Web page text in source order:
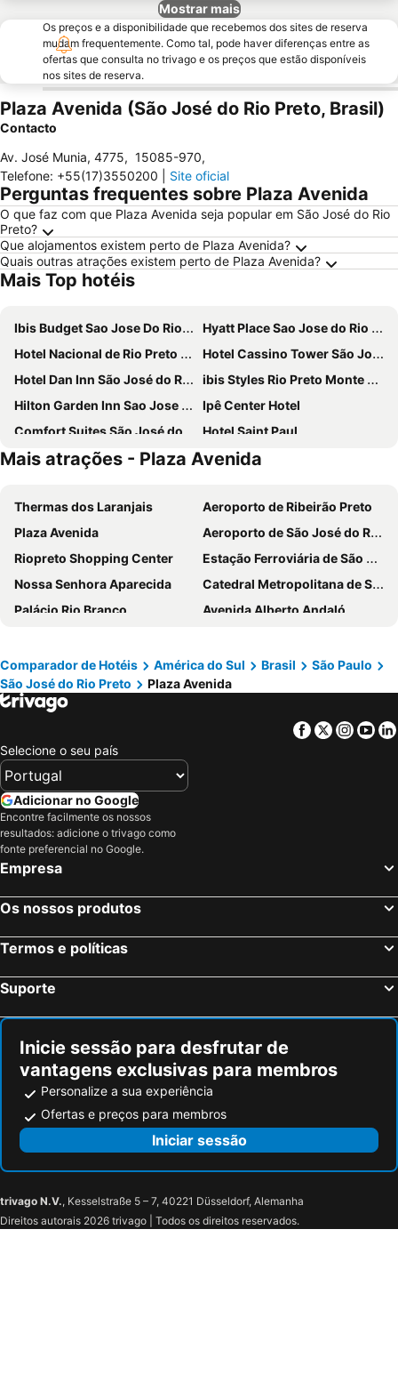
Mostrar mais
Os preços e a disponibilidade que recebemos dos sites de reserva
mudam frequentemente. Como tal, pode haver diferenças entre as
ofertas que consulta no trivago e os preços que estão disponíveis
nos sites de reserva.
Plaza Avenida (São José do Rio Preto, Brasil)
Contacto
Av. José Munia, 4775, 15085-970,
Telefone: +55(17)3550200 Site oficial
Perguntas frequentes sobre Plaza Avenida
O que faz com que Plaza Avenida seja popular em São José do Rio
Preto?
Que alojamentos existem perto de Plaza Avenida?
Quais outras atrações existem perto de Plaza Avenida?
Mais Top hotéis
Ibis Budget Sao Jose Do Rio Preto
Hyatt Place Sao Jose do Rio Preto
Hotel Nacional de Rio Preto - Distributed by Intercity
Hotel Cassino Tower São José do Rio Preto by Nacional Inn
Hotel Dan Inn São José do Rio Preto by Nacional Inn
ibis Styles Rio Preto Monte Libano
Hilton Garden Inn Sao Jose do Rio Preto
Ipê Center Hotel
Comfort Suites São José do Rio Preto
Hotel Saint Paul
Euro Suite São José do Rio Preto
Saint Peter Hotel
Hotel Michelangelo
Ipê Park Hotel
Assi Palace Hotel
Bravo City Hotel São Jose do Rio Preto Ltda
Hotel Globo Rio
Hotel Jardim do Cedro
Hotel Metrópolis
Augustus Plaza Hotel
Hotel King
Faria Lima Flat Service
Mais atrações - Plaza Avenida
Thermas dos Laranjais
Aeroporto de Ribeirão Preto
Plaza Avenida
Aeroporto de São José do Rio Preto
Riopreto Shopping Center
Estação Ferroviária de São José do Rio Preto
Nossa Senhora Aparecida
Catedral Metropolitana de São Sebastião
Palácio Rio Branco
Avenida Alberto Andaló
Aeroporto de Marília
Festival do Folclore
Aeroporto Estadual de Bauru-Arealva
Uberaba Airport
Parque Aventurah Brotas
Comparador de Hotéis América do Sul Brasil
São Paulo
São José do Rio Preto
Plaza Avenida
Facebook
Twitter
Selecione o seu país
Adicionar no Google
Encontre facilmente os nossos
resultados: adicione o trivago como
fonte preferencial no Google.
Empresa
Os nossos produtos
Termos e políticas
Suporte
Inicie sessão para desfrutar de
vantagens exclusivas para membros
Personalize a sua experiência
Ofertas e preços para membros
Iniciar sessão
trivago N.V., Kesselstraße 5 – 7, 40221 Düsseldorf, Alemanha
Direitos autorais 2026 trivago | Todos os direitos reservados.